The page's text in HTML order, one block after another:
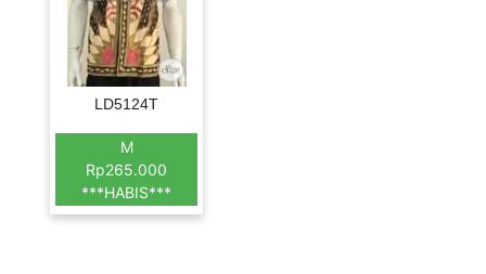
LD5124T
M
Rp265.000
***HABIS***